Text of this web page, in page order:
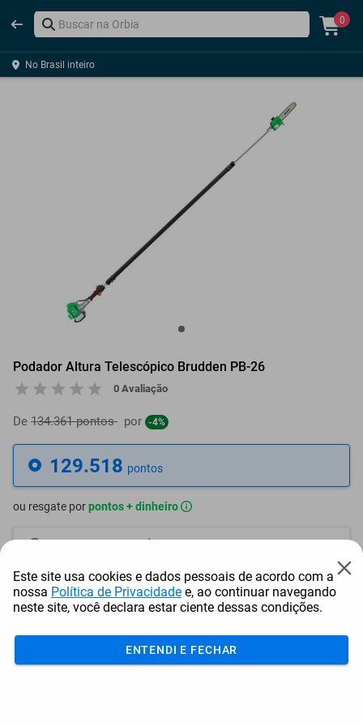
0
No Brasil inteiro
Podador Altura Telescópico Brudden PB-26
0 Avaliação
De 134.361 pontos por -4%
129.518 pontos
ou resgate porpontos + dinheiro
116.567 + R$ 595,75
110.091 pontos + R$ 893,64
103.615 pontos + R$ 1.191,54
Este site usa cookies e dados pessoais de acordo com a
nossa Política de Privacidade e, ao continuar navegando
neste site, você declara estar ciente dessas condições.
ENTENDI E FECHAR